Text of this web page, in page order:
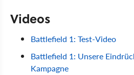
Videos
Battlefield 1: Test-Video
Battlefield 1: Unsere
Kampagne